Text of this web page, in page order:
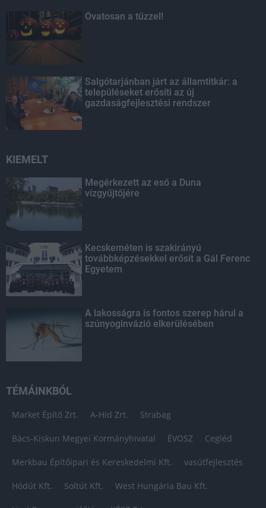
Óvatosan a tűzzel!
Salgótarjánban járt az államtitkár: a
településeket erősíti az új
gazdaságfejlesztési rendszer
KIEMELT
Megérkezett az eső a Duna
vízgyűjtőjére
Kecskeméten is szakirányú
továbbképzésekkel erősít a Gál Ferenc
Egyetem
A lakosságra is fontos szerep hárul a
szúnyoginvázió elkerülésében
TÉMÁINKBÓL
Market Építő Zrt. A-Híd Zrt. Strabag
Bács-Kiskun Megyei Kormányhivatal ÉVOSZ Cegléd
Merkbau Építőipari és Kereskedelmi Kft. vasútfejlesztés
Hódút Kft. Soltút Kft. West Hungária Bau Kft.